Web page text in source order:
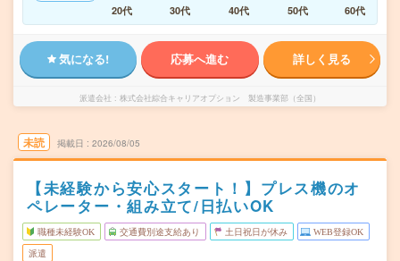
20代
30代 40代 50代 60代
気になる! 応募へ進む 詳しく見る
派遣会社 株式会社綜合キャリアオプション 製造事業部（全国）
未読 掲載日 2026/08/05
【未経験から安心スタート！】プレス機のオ
ペレーター・組み立て/日払いOK
職種未経験OK 交通費別途支給あり 土日祝日が休み WEB登録OK
派遣